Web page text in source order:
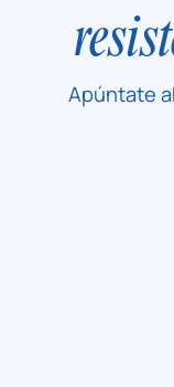
Apúntate